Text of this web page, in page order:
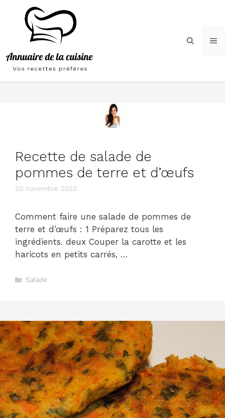
contenu
Recette de salade de
pommes de terre et d’œufs
20 novembre 2022
Comment faire une salade de pommes de
terre et d’œufs : 1 Préparez tous les
ingrédients. deux Couper la carotte et les
haricots en petits carrés, …
Catégories
Salade